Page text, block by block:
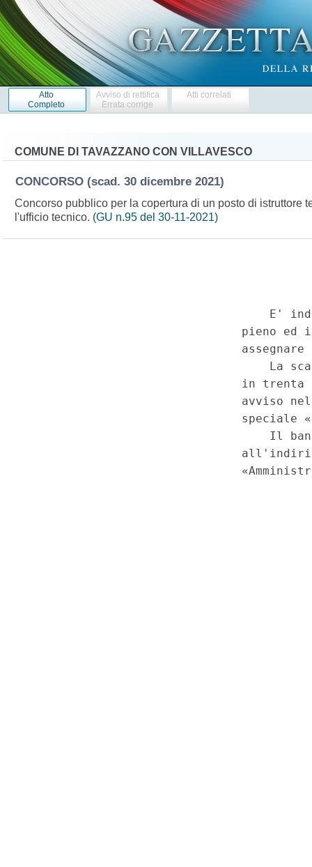
Atto
Completo
Avviso di rettifica
Errata corrige
Atti correlati
COMUNE DI TAVAZZANO CON VILLAVESCO
CONCORSO (scad. 30 dicembre 2021)
Concorso pubblico per la copertura di un posto di istruttore
l'ufficio tecnico. (GU n.95 del 30-11-2021)